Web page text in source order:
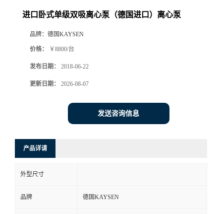
进口卧式单级双吸离心泵（德国进口）离心泵
品牌： 德国KAYSEN
价格： ￥8800/台
发布日期： 2018-06-22
更新日期： 2026-08-07
发送咨询信息
产品详请
外型尺寸
品牌 德国KAYSEN